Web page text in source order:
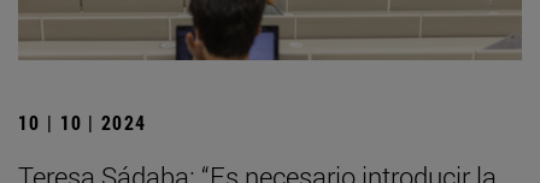
10 | 10 | 2024